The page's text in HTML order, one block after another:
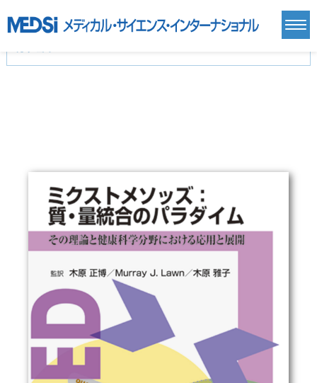
基礎医学(93)
基礎医学関連科学(80)
自然科学(25)
医療技術(16)
薬学(7)
衛生・公衆衛生学(14)
医学一般(91) マルチメディア(0)